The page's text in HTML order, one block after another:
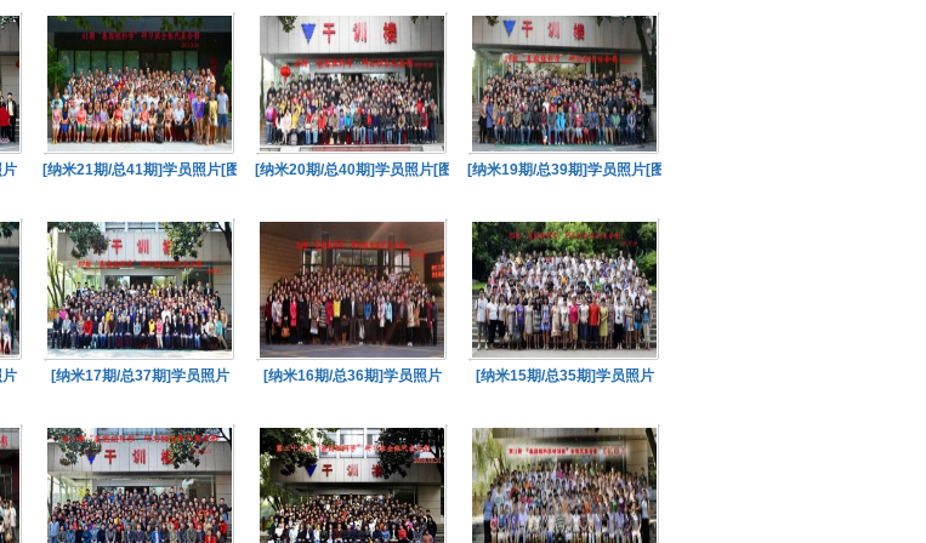
[纳米21期/总41期]学员照片[图] [纳米20期/总40期]学员照片[图] [纳米19期/总39期]学员照片[图]
[纳米17期/总37期]学员照片 [纳米16期/总36期]学员照片 [纳米15期/总35期]学员照片